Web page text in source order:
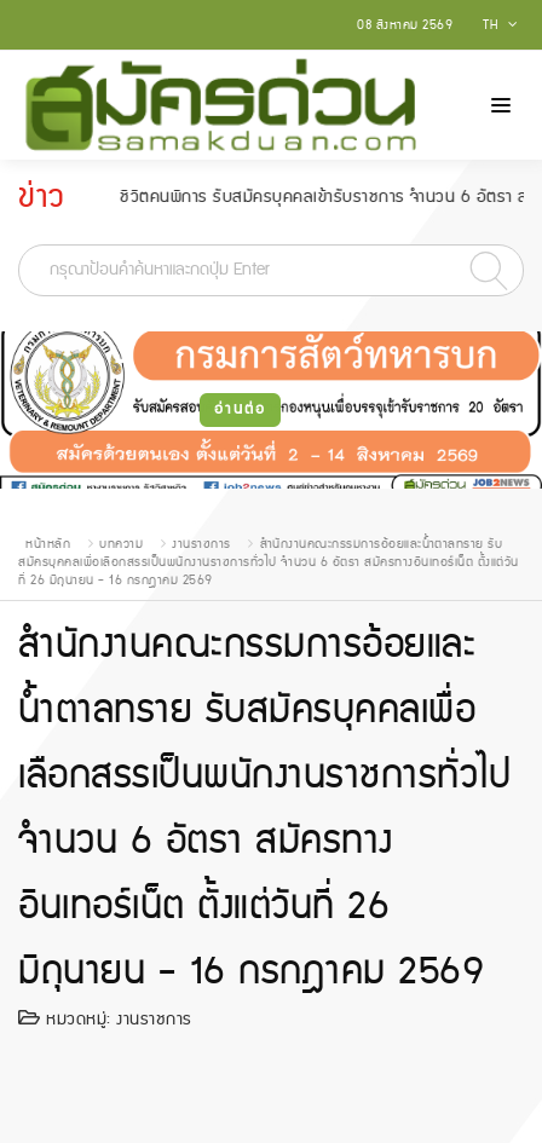
TH
08 สิงหาคม 2569
ข่าว
ประกาศ
คุณภาพชีวิตคนพิการ รับสมัครบุคคลเข้ารับราชการ จำนวน 6 อัตรา สมัครตั้ง
-
อ่านต่อ
หน้าหลัก บทความ งานราชการ
สำนักงานคณะกรรมการอ้อยและน้ำตาลทราย รับ
สมัครบุคคลเพื่อเลือกสรรเป็นพนักงานราชการทั่วไป จำนวน 6 อัตรา สมัครทางอินเทอร์เน็ต ตั้งแต่วัน
ที่ 26 มิถุนายน - 16 กรกฎาคม 2569
สำนักงานคณะกรรมการอ้อยและ
น้ำตาลทราย รับสมัครบุคคลเพื่อ
เลือกสรรเป็นพนักงานราชการทั่วไป
จำนวน 6 อัตรา สมัครทาง
อินเทอร์เน็ต ตั้งแต่วันที่ 26
มิถุนายน - 16 กรกฎาคม 2569
หมวดหมู่: งานราชการ